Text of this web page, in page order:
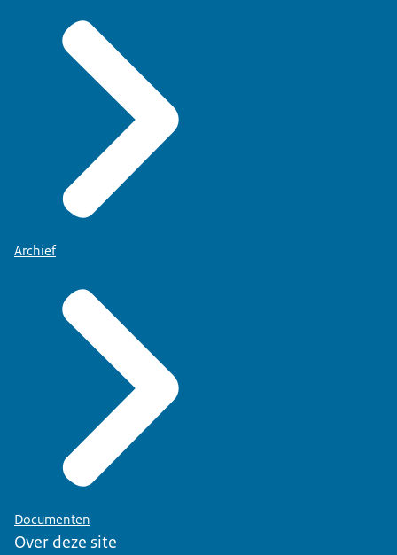
Archief
Documenten
Over deze site